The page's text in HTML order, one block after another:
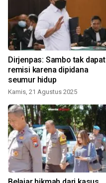
Dirjenpas: Sambo tak dapat
remisi karena dipidana
seumur hidup
Kamis, 21 Agustus 2025